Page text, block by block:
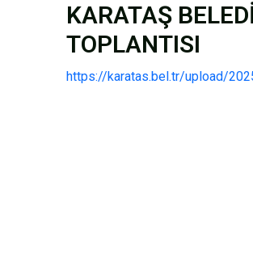
KARATAŞ
TOPLANTISI
https://karatas.bel.tr/upload/